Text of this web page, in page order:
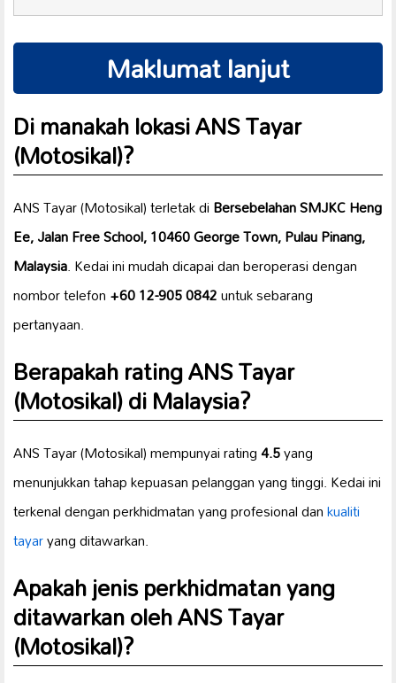
Maklumat lanjut
Di manakah lokasi ANS Tayar
(Motosikal)?
ANS Tayar (Motosikal) terletak diBersebelahan SMJKC Heng
Ee, Jalan Free School, 10460 George Town, Pulau Pinang,
Malaysia. Kedai ini mudah dicapai dan beroperasi dengan
nombor telefon+60 12-905 0842untuk sebarang
pertanyaan.
Berapakah rating ANS Tayar
(Motosikal) di Malaysia?
ANS Tayar (Motosikal) mempunyai rating4.5yang
menunjukkan tahap kepuasan pelanggan yang tinggi. Kedai ini
terkenal dengan perkhidmatan yang profesional dankualiti
tayaryang ditawarkan.
Apakah jenis perkhidmatan yang
ditawarkan oleh ANS Tayar
(Motosikal)?